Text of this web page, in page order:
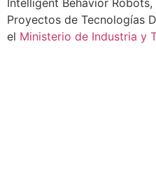
Intelligent Behavior
Proyectos de Tecnologías
el Ministerio de Industria y